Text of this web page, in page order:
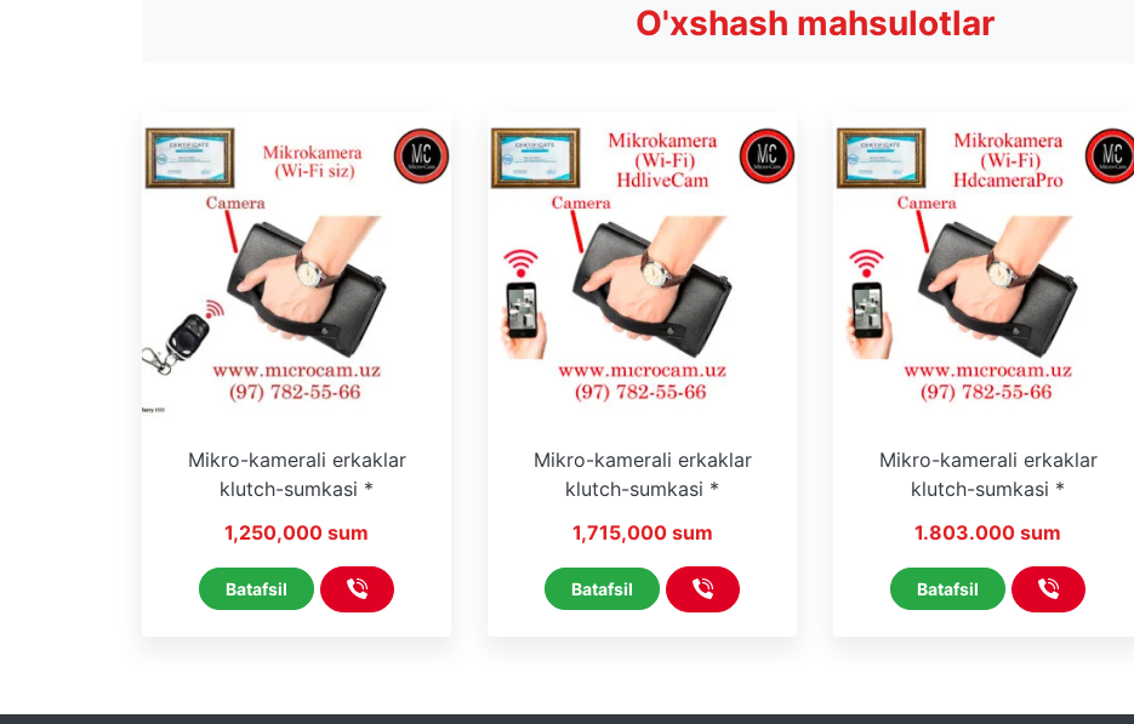
O'xshash mahsulotlar
Mikro-kamerali erkaklar
klutch-sumkasi *
bilan * (Wi-Fi yo‘q)
1,250,000 sum
Batafsil
Mikro-kamerali erkaklar
klutch-sumkasi *
1,715,000 sum
Batafsil
Mikro-kamerali erkaklar
klutch-sumkasi *
Line
1.803.000 sum
Batafsil